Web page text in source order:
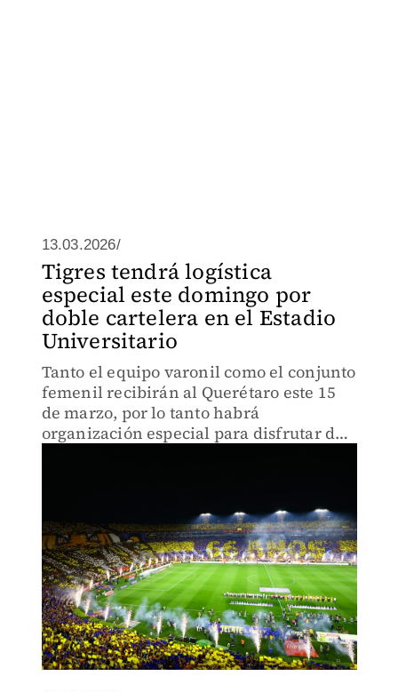
13.03.2026/
Tigres tendrá logística
especial este domingo por
doble cartelera en el Estadio
Universitario
Tanto el equipo varonil como el conjunto
femenil recibirán al Querétaro este 15
de marzo, por lo tanto habrá
organización especial para disfrutar de